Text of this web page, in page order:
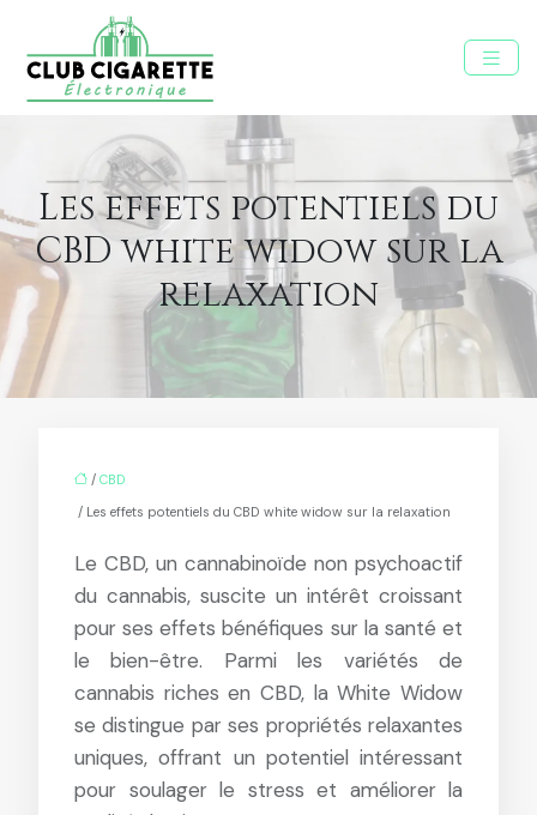
Les effets potentiels du
CBD white widow sur la
relaxation
/ CBD
/ Les effets potentiels du CBD white widow sur la relaxation
Le CBD, un cannabinoïde non psychoactif
du cannabis, suscite un intérêt croissant
pour ses effets bénéfiques sur la santé et
le bien-être. Parmi les variétés de
cannabis riches en CBD, la White Widow
se distingue par ses propriétés relaxantes
uniques, offrant un potentiel intéressant
pour soulager le stress et améliorer la